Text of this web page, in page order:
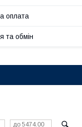
оплата
та обмін